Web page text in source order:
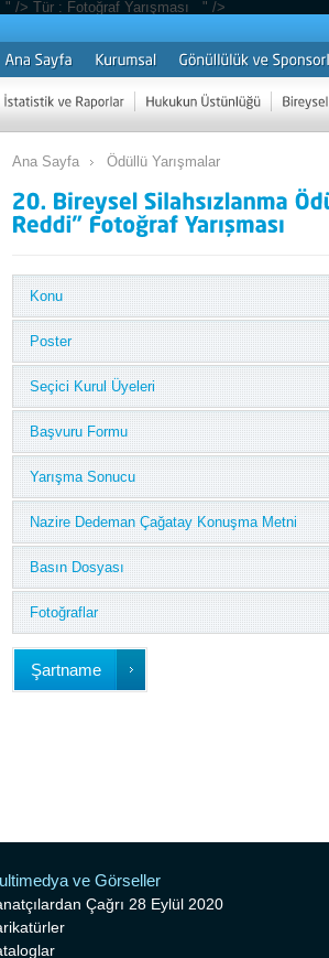
" /> Tür : Fotoğraf Yarışması " />
Ana Sayfa Ödüllü Yarışmalar
Konu
Poster
Seçici Kurul Üyeleri
Başvuru Formu
Yarışma Sonucu
Nazire Dedeman Çağatay Konuşma Metni
Basın Dosyası
Fotoğraflar
Şartname
ve Görseller
Çağrı 28 Eylül 2020